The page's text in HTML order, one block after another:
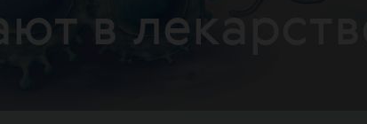
в лекарство